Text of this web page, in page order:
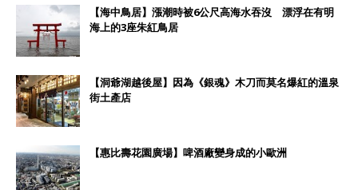
【海中鳥居】漲潮時被6公尺高海水吞沒 漂浮在有明
海上的3座朱紅鳥居
【洞爺湖越後屋】因為《銀魂》木刀而莫名爆紅的溫泉
街土產店
【惠比壽花園廣場】啤酒廠變身成的小歐洲